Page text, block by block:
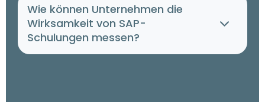
Wie können Unternehmen die
Wirksamkeit von SAP-
Schulungen messen?